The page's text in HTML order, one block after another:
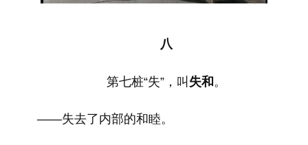
八
第七桩“失”，叫 失和。
——失去了内部的和睦。